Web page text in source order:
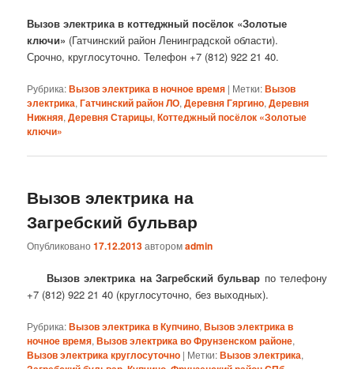
Вызов электрика в коттеджный посёлок «Золотые
ключи» (Гатчинский район Ленинградской области).
Срочно, круглосуточно. Телефон +7 (812) 922 21 40.
Рубрика:Вызов электрика в ночное время | Метки:Вызов
электрика,Гатчинский район ЛО,Деревня Гяргино,Деревня
Нижняя,Деревня Старицы,Коттеджный посёлок «Золотые
ключи»
Вызов электрика на
Загребский бульвар
Опубликовано17.12.2013авторомadmin
Вызов электрика на Загребский бульвар по телефону
+7 (812) 922 21 40 (круглосуточно, без выходных).
Рубрика:Вызов электрика в Купчино,Вызов электрика в
ночное время,Вызов электрика во Фрунзенском районе,
Вызов электрика круглосуточно | Метки:Вызов электрика,